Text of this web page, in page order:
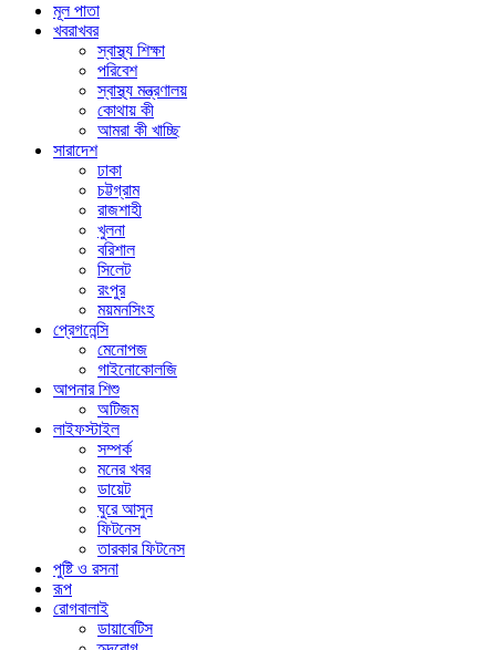
মূল পাতা
খবরাখবর
স্বাস্থ্য শিক্ষা
পরিবেশ
স্বাস্থ্য মন্ত্রণালয়
কোথায় কী
আমরা কী খাচ্ছি
সারাদেশ
ঢাকা
চট্টগ্রাম
রাজশাহী
খুলনা
বরিশাল
সিলেট
রংপুর
ময়মনসিংহ
প্রেগনেন্সি
মেনোপজ
গাইনোকোলজি
আপনার শিশু
অটিজম
লাইফস্টাইল
সম্পর্ক
মনের খবর
ডায়েট
ঘুরে আসুন
ফিটনেস
তারকার ফিটনেস
পুষ্টি ও রসনা
রূপ
রোগবালাই
ডায়াবেটিস